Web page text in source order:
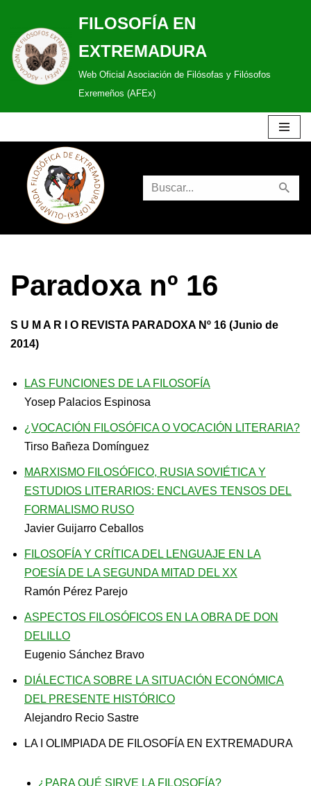
Saltar
al
contenido
FILOSOFÍA EN
EXTREMADURA
Web Oficial Asociación de Filósofas y Filósofos
Exremeños (AFEx)
Paradoxa nº 16
S U M A R I O REVISTA PARADOXA Nº 16 (Junio de
2014)
LAS FUNCIONES DE LA FILOSOFÍA
Yosep Palacios Espinosa
¿VOCACIÓN FILOSÓFICA O VOCACIÓN LITERARIA?
Tirso Bañeza Domínguez
MARXISMO FILOSÓFICO, RUSIA SOVIÉTICA Y
ESTUDIOS LITERARIOS: ENCLAVES TENSOS DEL
FORMALISMO RUSO
Javier Guijarro Ceballos
FILOSOFÍA Y CRÍTICA DEL LENGUAJE EN LA
POESÍA DE LA SEGUNDA MITAD DEL XX
Ramón Pérez Parejo
ASPECTOS FILOSÓFICOS EN LA OBRA DE DON
DELILLO
Eugenio Sánchez Bravo
DIÁLECTICA SOBRE LA SITUACIÓN ECONÓMICA
DEL PRESENTE HISTÓRICO
Alejandro Recio Sastre
LA I OLIMPIADA DE FILOSOFÍA EN EXTREMADURA
¿PARA QUÉ SIRVE LA FILOSOFÍA?